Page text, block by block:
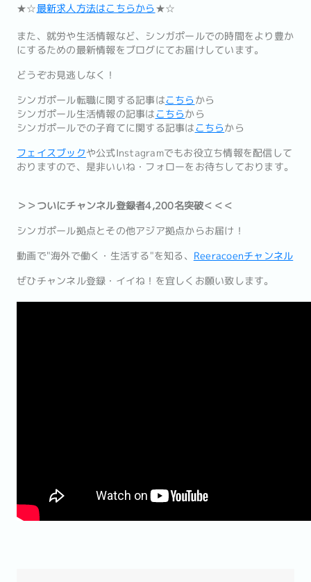
★☆最新求人方法はこちらから ★☆
また、就労や生活情報など、シンガポールでの時間をより豊か
にするための最新情報をブログにてお届けしています。
どうぞお見逃しなく！
シンガポール転職に関する記事はこちら から
シンガポール生活情報の記事はこちらから
シンガポールでの子育てに関する記事はこちらから
フェイスブックや公式Instagramでもお役立ち情報を配信して
おりますので、是非いいね・フォローをお待ちしております。
＞＞ついにチャンネル登録者4,200名突破＜＜＜
シンガポール拠点とその他アジア拠点からお届け！
動画で"海外で働く・生活する"を知る、 Reeracoenチャンネル
ぜひチャンネル登録・イイね！を宜しくお願い致します。